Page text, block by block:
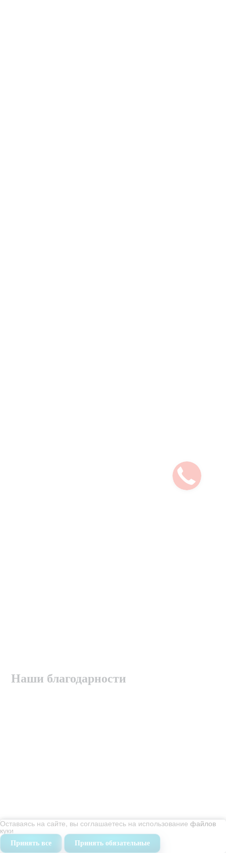
Наши благодарности
Оставаясь на сайте, вы соглашаетесь на использование файлов
куки
Принять все Принять обязательные